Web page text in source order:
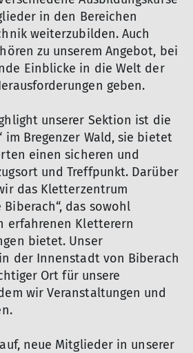
in den Bereichen
weiterzubilden. Auch
zu unserem Angebot, bei
Einblicke in die Welt der
geben.
unserer Sektion ist die
im Bregenzer Wald, sie bietet
einen sicheren und
und Treffpunkt. Darüber
das Kletterzentrum
Biberach“, das sowohl
erfahrenen Kletterern
bietet. Unser
der Innenstadt von Biberach
Ort für unsere
wir Veranstaltungen und
neue Mitglieder in unserer